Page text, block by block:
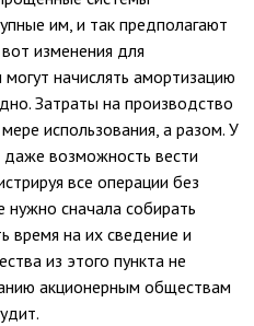
им, и так предполагают
изменения для
начислять амортизацию
Затраты на производство
использования, а разом. У
даже возможность вести
все операции без
нужно сначала собирать
время на их сведение и
из этого пункта не
акционерным обществам